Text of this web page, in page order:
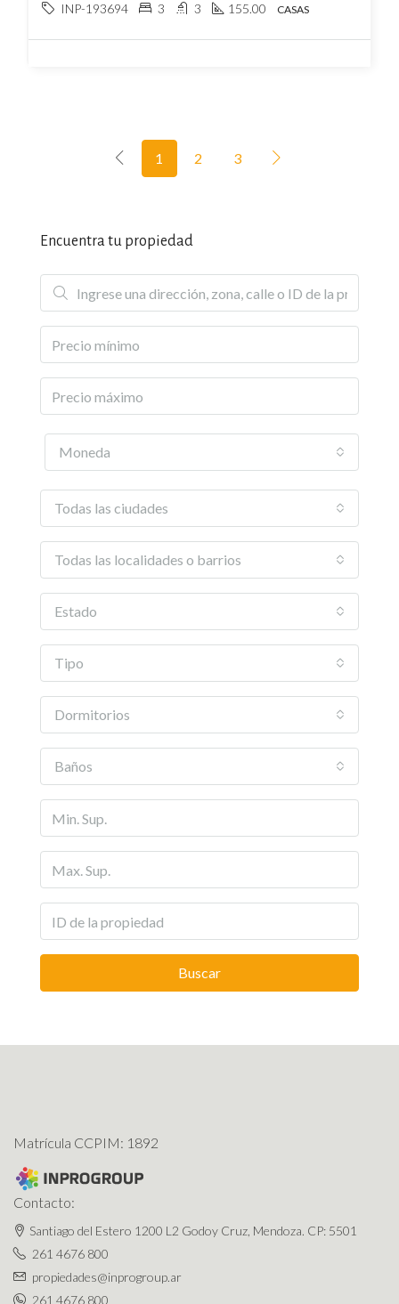
INP-193694 3 3 155.00 CASAS
1 2 3
Encuentra tu propiedad
Moneda
Todas las ciudades
Todas las localidades o barrios
Estado
Tipo
Dormitorios
Baños
Buscar
Matrícula CCPIM: 1892
Contacto:
Santiago del Estero 1200 L2 Godoy Cruz, Mendoza. CP: 5501
261 4676 800
propiedades@inprogroup.ar
261 4676 800